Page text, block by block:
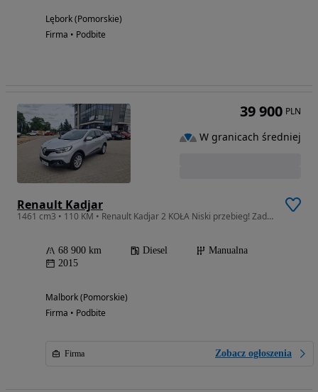
Lębork (Pomorskie)
Firma • Podbite
Renault Kadjar
1461 cm3 • 110 KM • Renault Kadjar 2 KOŁA Niski przebieg! Zadbnay!
68 900 km Diesel
Manualna
2015
Malbork (Pomorskie)
Firma • Podbite
Firma Zobacz ogłoszenia
39 900 PLN
W granicach średniej